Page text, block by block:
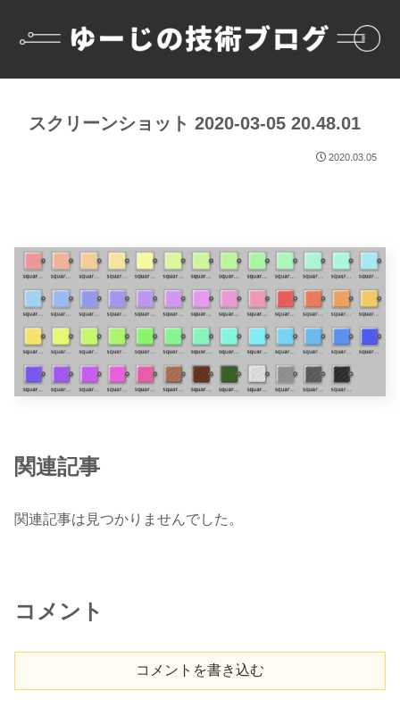
スクリーンショット 2020-03-05 20.48.01
2020.03.05
関連記事
関連記事は見つかりませんでした。
コメント
コメントを書き込む